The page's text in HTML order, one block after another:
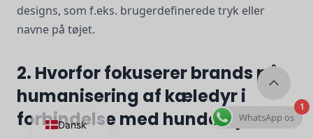
designs, som f.eks. brugerdefinerede tryk eller
navne på tøjet.
2. Hvorfor fokuserer brands på
humanisering af kæledyr i
forbindelse med hundetøj?
1
WhatsApp os
Dansk